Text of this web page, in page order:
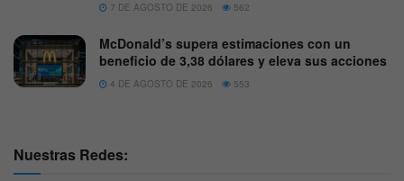
7 DE AGOSTO DE 2026 562
McDonald’s supera estimaciones con un
beneficio de 3,38 dólares y eleva sus acciones
4 DE AGOSTO DE 2026 553
Nuestras Redes: